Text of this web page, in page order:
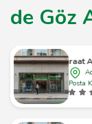
de Göz
Ziraat
Posta